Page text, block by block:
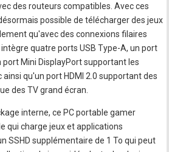
des routeurs compatibles. Avec ces
possible de télécharger des jeux
qu'avec des connexions filaires
intègre quatre ports USB Type-A, un port
port Mini DisplayPort supportant les
qu'un port HDMI 2.0 supportant des
des TV grand écran.
interne, ce PC portable gamer
qui charge jeux et applications
SSHD supplémentaire de 1 To qui peut